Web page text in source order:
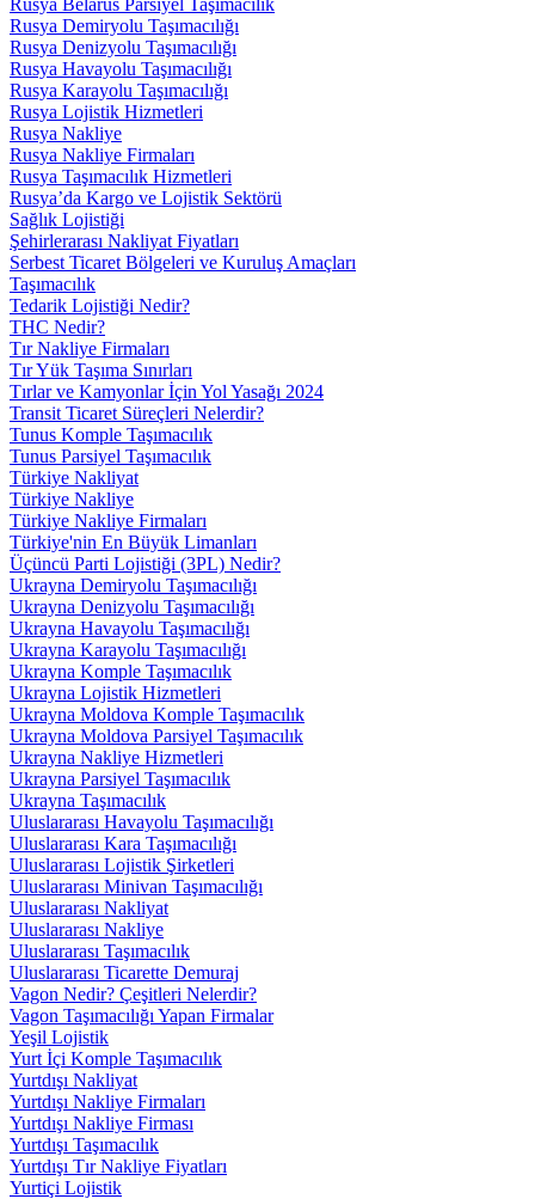
Rusya Demiryolu Taşımacılığı
Rusya Denizyolu Taşımacılığı
Rusya Havayolu Taşımacılığı
Rusya Karayolu Taşımacılığı
Rusya Lojistik Hizmetleri
Rusya Nakliye
Rusya Nakliye Firmaları
Rusya Taşımacılık Hizmetleri
Rusya’da Kargo ve Lojistik Sektörü
Sağlık Lojistiği
Şehirlerarası Nakliyat Fiyatları
Serbest Ticaret Bölgeleri ve Kuruluş Amaçları
Taşımacılık
Tedarik Lojistiği Nedir?
THC Nedir?
Tır Nakliye Firmaları
Tır Yük Taşıma Sınırları
Tırlar ve Kamyonlar İçin Yol Yasağı 2024
Transit Ticaret Süreçleri Nelerdir?
Tunus Komple Taşımacılık
Tunus Parsiyel Taşımacılık
Türkiye Nakliyat
Türkiye Nakliye
Türkiye Nakliye Firmaları
Türkiye'nin En Büyük Limanları
Üçüncü Parti Lojistiği (3PL) Nedir?
Ukrayna Demiryolu Taşımacılığı
Ukrayna Denizyolu Taşımacılığı
Ukrayna Havayolu Taşımacılığı
Ukrayna Karayolu Taşımacılığı
Ukrayna Komple Taşımacılık
Ukrayna Lojistik Hizmetleri
Ukrayna Moldova Komple Taşımacılık
Ukrayna Moldova Parsiyel Taşımacılık
Ukrayna Nakliye Hizmetleri
Ukrayna Parsiyel Taşımacılık
Ukrayna Taşımacılık
Uluslararası Havayolu Taşımacılığı
Uluslararası Kara Taşımacılığı
Uluslararası Lojistik Şirketleri
Uluslararası Minivan Taşımacılığı
Uluslararası Nakliyat
Uluslararası Nakliye
Uluslararası Taşımacılık
Uluslararası Ticarette Demuraj
Vagon Nedir? Çeşitleri Nelerdir?
Vagon Taşımacılığı Yapan Firmalar
Yeşil Lojistik
Yurt İçi Komple Taşımacılık
Yurtdışı Nakliyat
Yurtdışı Nakliye Firmaları
Yurtdışı Nakliye Firması
Yurtdışı Taşımacılık
Yurtdışı Tır Nakliye Fiyatları
Yurtiçi Lojistik